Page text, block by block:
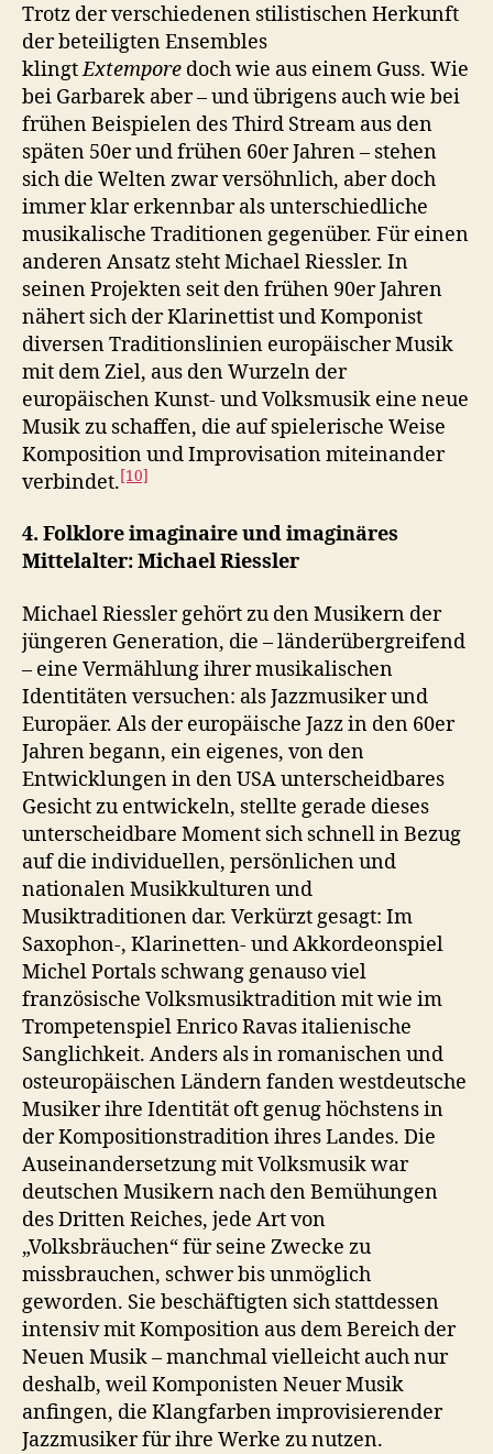
Trotz der verschiedenen stilistischen Herkunft
der beteiligten Ensembles
klingtExtempore doch wie aus einem Guss. Wie
bei Garbarek aber – und übrigens auch wie bei
frühen Beispielen des Third Stream aus den
späten 50er und frühen 60er Jahren – stehen
sich die Welten zwar versöhnlich, aber doch
immer klar erkennbar als unterschiedliche
musikalische Traditionen gegenüber. Für einen
anderen Ansatz steht Michael Riessler. In
seinen Projekten seit den frühen 90er Jahren
nähert sich der Klarinettist und Komponist
diversen Traditionslinien europäischer Musik
mit dem Ziel, aus den Wurzeln der
europäischen Kunst- und Volksmusik eine neue
Musik zu schaffen, die auf spielerische Weise
Komposition und Improvisation miteinander
verbindet.[10]
4. Folklore imaginaire und imaginäres
Mittelalter: Michael Riessler
Michael Riessler gehört zu den Musikern der
jüngeren Generation, die – länderübergreifend
– eine Vermählung ihrer musikalischen
Identitäten versuchen: als Jazzmusiker und
Europäer. Als der europäische Jazz in den 60er
Jahren begann, ein eigenes, von den
Entwicklungen in den USA unterscheidbares
Gesicht zu entwickeln, stellte gerade dieses
unterscheidbare Moment sich schnell in Bezug
auf die individuellen, persönlichen und
nationalen Musikkulturen und
Musiktraditionen dar. Verkürzt gesagt: Im
Saxophon-, Klarinetten- und Akkordeonspiel
Michel Portals schwang genauso viel
französische Volksmusiktradition mit wie im
Trompetenspiel Enrico Ravas italienische
Sanglichkeit. Anders als in romanischen und
osteuropäischen Ländern fanden westdeutsche
Musiker ihre Identität oft genug höchstens in
der Kompositionstradition ihres Landes. Die
Auseinandersetzung mit Volksmusik war
deutschen Musikern nach den Bemühungen
des Dritten Reiches, jede Art von
„Volksbräuchen“ für seine Zwecke zu
missbrauchen, schwer bis unmöglich
geworden. Sie beschäftigten sich stattdessen
intensiv mit Komposition aus dem Bereich der
Neuen Musik – manchmal vielleicht auch nur
deshalb, weil Komponisten Neuer Musik
anfingen, die Klangfarben improvisierender
Jazzmusiker für ihre Werke zu nutzen.